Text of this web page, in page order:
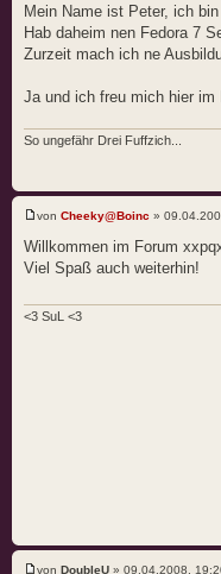
Mein Name ist Peter, ich
Hab daheim nen Fedora 7
Zurzeit mach ich ne
Ja und ich freu mich hier im
So ungefähr Drei Fuffzich...
von Cheeky@Boinc »
Willkommen im Forum
Viel Spaß auch weiterhin!
<3 SuL <3
von DoubleU » 09.04.2008,